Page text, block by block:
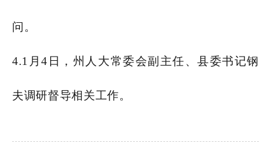
问。
4.1月4日， 州人大常委会副主任、县委书记钢
夫调研督导相关工作。